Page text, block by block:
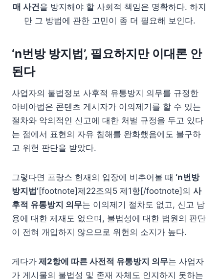
매 사건을 방지해야 할 사회적 책임은 명확하다. 하지
만 그 방법에 관한 고민이 좀 더 필요해 보인다.
‘n번방 방지법’, 필요하지만 이대론 안
된다
사업자의 불법정보 사후적 유통방지 의무를 규정한
아비아법은 콘텐츠 게시자가 이의제기를 할 수 있는
절차와 악의적인 신고에 대한 처벌 규정을 두고 있다
는 점에서 표현의 자유 침해를 완화했음에도 불구하
고 위헌 판단을 받았다.
그렇다면 프랑스 헌재의 입장에 비추어볼 때 ‘n번방
방지법’[footnote]제22조의5 제1항[/footnote]의 사
후적 유통방지 의무는 이의제기 절차도 없고, 신고 남
용에 대한 제재도 없으며, 불법성에 대한 법원의 판단
이 전혀 개입하지 않으므로 위헌의 소지가 높다.
게다가 제2항에 따른 사전적 유통방지 의무는 사업자
가 게시물의 불법성 및 존재 자체도 인지하지 못하는